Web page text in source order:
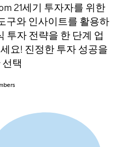
21세기 투자자를 위한
구와 인사이트를 활용하
투자 전략을 한 단계 업
요! 진정한 투자 성공을
택